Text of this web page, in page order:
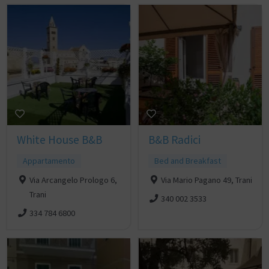
White House B&B
Appartamento
Via Arcangelo Prologo 6,
Trani
334 784 6800
B&B Radici
Bed and Breakfast
Via Mario Pagano 49, Trani
340 002 3533